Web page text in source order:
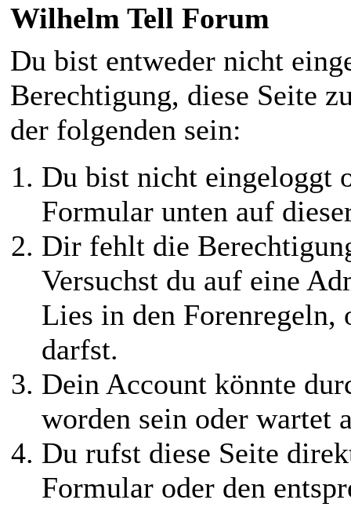
Wilhelm Tell Forum
Du bist entweder nicht
Berechtigung, diese Seite
der folgenden sein:
Du bist nicht eingeloggt
Formular unten auf
Dir fehlt die
Versuchst du auf eine
Lies in den Forenregeln,
darfst.
Dein Account könnte
worden sein oder wartet
Du rufst diese Seite
Formular oder den